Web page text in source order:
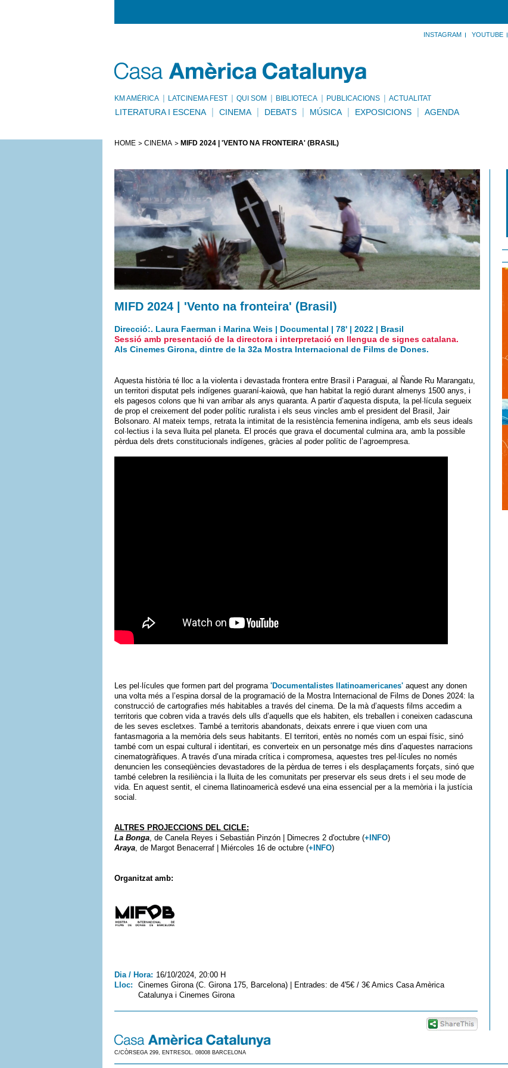
INSTAGRAM YOUTUBE
KM AMÈRICA LATCINEMA FEST QUI SOM BIBLIOTECA PUBLICACIONS ACTUALITAT
LITERATURA I ESCENA CINEMA DEBATS MÚSICA EXPOSICIONS AGENDA
HOME CINEMA MIFD 2024 | 'VENTO NA FRONTEIRA' (BRASIL)
MIFD 2024 | 'Vento na fronteira' (Brasil)
Direcció:. Laura Faerman i Marina Weis | Documental | 78' | 2022 | Brasil
Sessió amb presentació de la directora i interpretació en llengua de signes catalana.
Als Cinemes Girona, dintre de la 32a Mostra Internacional de Films de Dones.
Aquesta història té lloc a la violenta i devastada frontera entre Brasil i Paraguai, al Ñande Ru Marangatu,
un territori disputat pels indígenes guaraní-kaiowà, que han habitat la regió durant almenys 1500 anys, i
els pagesos colons que hi van arribar als anys quaranta. A partir d’aquesta disputa, la pel·lícula segueix
de prop el creixement del poder polític ruralista i els seus vincles amb el president del Brasil, Jair
Bolsonaro. Al mateix temps, retrata la intimitat de la resistència femenina indígena, amb els seus ideals
col·lectius i la seva lluita pel planeta. El procés que grava el documental culmina ara, amb la possible
pèrdua dels drets constitucionals indígenes, gràcies al poder polític de l’agroempresa.
Les pel·lícules que formen part del programa 'Documentalistes llatinoamericanes' aquest any donen
una volta més a l’espina dorsal de la programació de la Mostra Internacional de Films de Dones 2024: la
construcció de cartografies més habitables a través del cinema. De la mà d’aquests films accedim a
territoris que cobren vida a través dels ulls d’aquells que els habiten, els treballen i coneixen cadascuna
de les seves escletxes. També a territoris abandonats, deixats enrere i que viuen com una
fantasmagoria a la memòria dels seus habitants. El territori, entès no només com un espai físic, sinó
també com un espai cultural i identitari, es converteix en un personatge més dins d’aquestes narracions
cinematogràfiques. A través d’una mirada crítica i compromesa, aquestes tres pel·lícules no només
denuncien les conseqüències devastadores de la pèrdua de terres i els desplaçaments forçats, sinó que
també celebren la resiliència i la lluita de les comunitats per preservar els seus drets i el seu mode de
vida. En aquest sentit, el cinema llatinoamericà esdevé una eina essencial per a la memòria i la justícia
social.
ALTRES PROJECCIONS DEL CICLE:
La Bonga, de Canela Reyes i Sebastián Pinzón | Dimecres 2 d'octubre (+INFO)
Araya, de Margot Benacerraf | Miércoles 16 de octubre (+INFO)
Organitzat amb:
Dia / Hora: 16/10/2024, 20:00 H
Lloc:
Cinemes Girona (C. Girona 175, Barcelona) | Entrades: de 4'5€ / 3€ Amics Casa Amèrica
Catalunya i Cinemes Girona
C/CÒRSEGA 299, ENTRESOL. 08008 BARCELONA